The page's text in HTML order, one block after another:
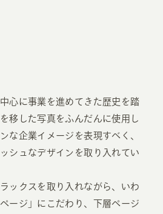
心に事業を進めてきた歴史を踏
移した写真をふんだんに使用し
な企業イメージを表現すべく、
シュなデザインを取り入れてい
ックスを取り入れながら、いわ
ージ」にこだわり、下層ページ